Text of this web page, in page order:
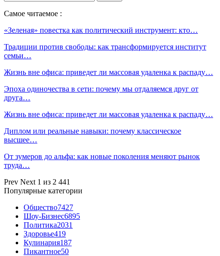
Самое читаемое :
«Зеленая» повестка как политический инструмент: кто…
Традиции против свободы: как трансформируется институт
семьи…
Жизнь вне офиса: приведет ли массовая удаленка к распаду…
Эпоха одиночества в сети: почему мы отдаляемся друг от
друга…
Жизнь вне офиса: приведет ли массовая удаленка к распаду…
Диплом или реальные навыки: почему классическое
высшее…
От зумеров до альфа: как новые поколения меняют рынок
труда…
Prev Next 1 из 2 441
Популярные категории
Общество7427
Шоу-Бизнес6895
Политика2031
Здоровье419
Кулинария187
Пикантное50